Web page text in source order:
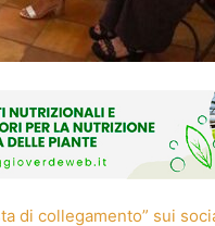
di collegamento” sui